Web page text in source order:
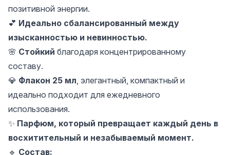
позитивной энергии.
💕 Идеально сбалансированный между
изысканностью и невинностью.
🌸 Стойкий благодаря концентрированному
составу.
💎 Флакон 25 мл, элегантный, компактный и
идеально подходит для ежедневного
использования.
✨ Парфюм, который превращает каждый день в
восхитительный и незабываемый момент.
🔹 Состав: